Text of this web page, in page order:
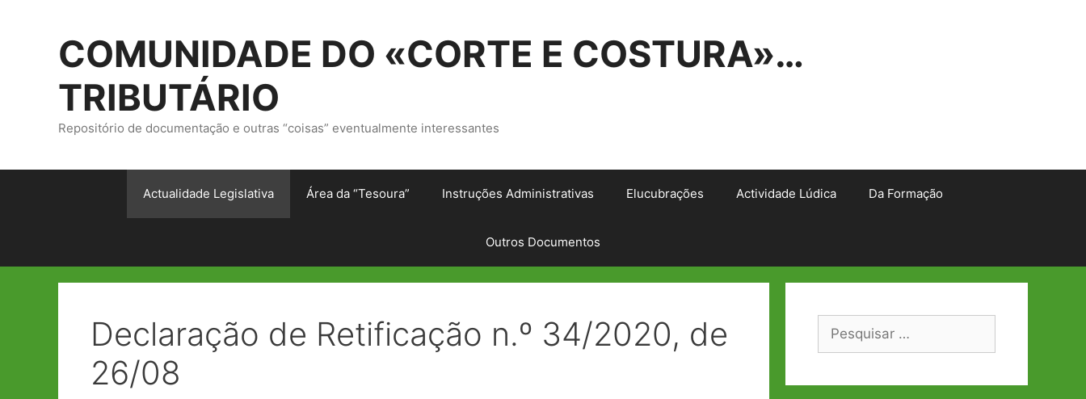
COMUNIDADE DO «CORTE E COSTURA»…
TRIBUTÁRIO
Repositório de documentação e outras “coisas” eventualmente interessantes
Actualidade Legislativa Área da “Tesoura” Instruções Administrativas Elucubrações Actividade Lúdica Da Formação
Outros Documentos
Declaração de Retificação n.º 34/2020, de
26/08
Pesquisar